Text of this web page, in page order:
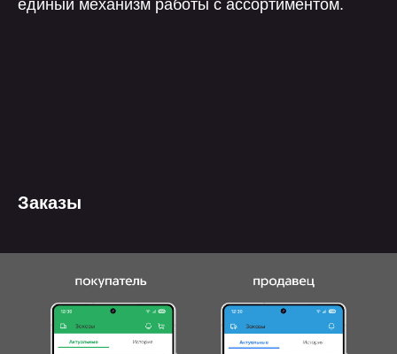
единый механизм работы с ассортиментом.
Заказы